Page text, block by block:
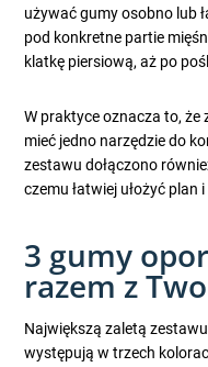
używać gumy osobno lub
pod konkretne partie
klatkę piersiową, aż po
W praktyce oznacza to,
mieć jedno narzędzie do
zestawu dołączono
czemu łatwiej ułożyć
3 gumy
razem z
Największą zaletą
występują w trzech